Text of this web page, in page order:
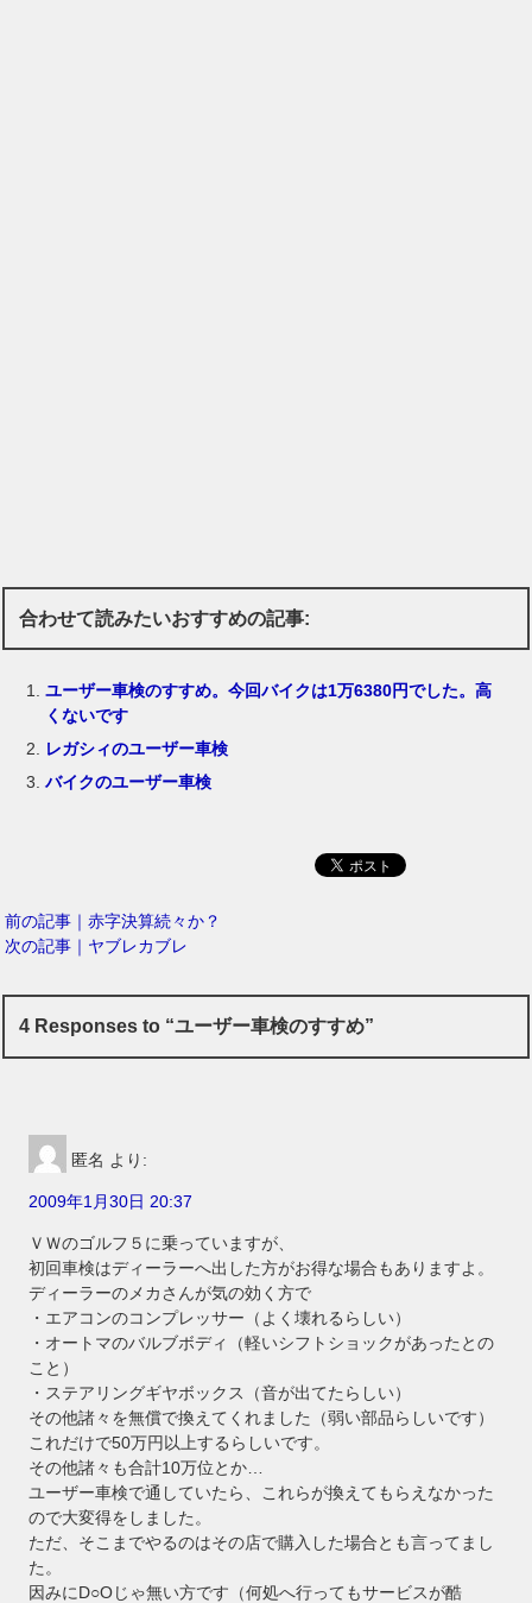
合わせて読みたいおすすめの記事:
ユーザー車検のすすめ。今回バイクは1万6380円でした。高
くないです
レガシィのユーザー車検
バイクのユーザー車検
前の記事｜赤字決算続々か？
次の記事｜ヤブレカブレ
4 Responses to “ユーザー車検のすすめ”
匿名 より:
2009年1月30日 20:37
ＶＷのゴルフ５に乗っていますが、
初回車検はディーラーへ出した方がお得な場合もありますよ。
ディーラーのメカさんが気の効く方で
・エアコンのコンプレッサー（よく壊れるらしい）
・オートマのバルブボディ（軽いシフトショックがあったとの
こと）
・ステアリングギヤボックス（音が出てたらしい）
その他諸々を無償で換えてくれました（弱い部品らしいです）
これだけで50万円以上するらしいです。
その他諸々も合計10万位とか…
ユーザー車検で通していたら、これらが換えてもらえなかった
ので大変得をしました。
ただ、そこまでやるのはその店で購入した場合とも言ってまし
た。
因みにD○Oじゃ無い方です（何処へ行ってもサービスが酷